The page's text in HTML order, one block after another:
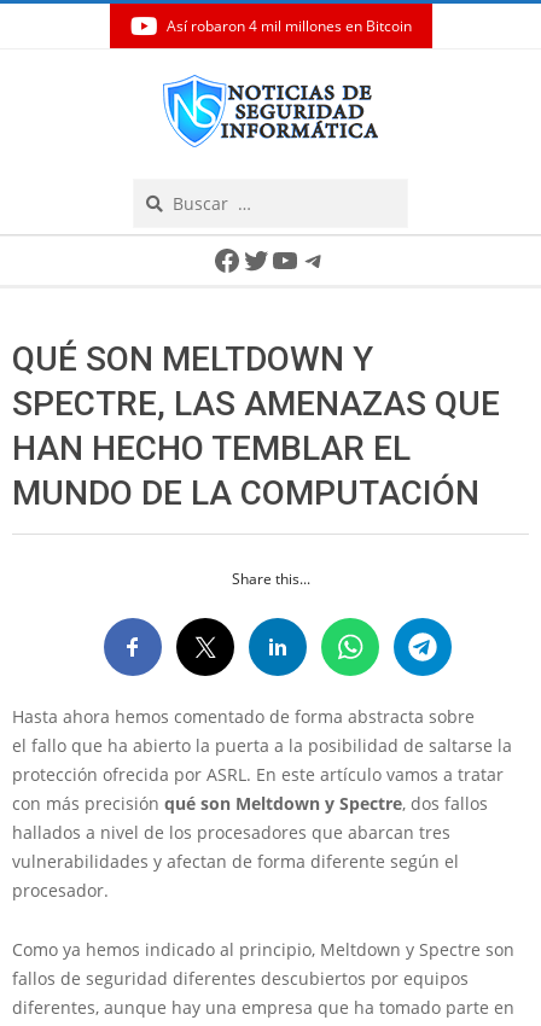
Así robaron 4 mil millones en Bitcoin
Facebook
Twitter
YouTube
Telegram
QUÉ SON MELTDOWN Y
SPECTRE, LAS AMENAZAS QUE
HAN HECHO TEMBLAR EL
MUNDO DE LA COMPUTACIÓN
Share this...
Hasta ahora hemos comentado de forma abstracta sobre
el fallo que ha abierto la puerta a la posibilidad de saltarse la
protección ofrecida por ASRL. En este artículo vamos a tratar
con más precisión qué son Meltdown y Spectre, dos fallos
hallados a nivel de los procesadores que abarcan tres
vulnerabilidades y afectan de forma diferente según el
procesador.
Como ya hemos indicado al principio, Meltdown y Spectre son
fallos de seguridad diferentes descubiertos por equipos
diferentes, aunque hay una empresa que ha tomado parte en